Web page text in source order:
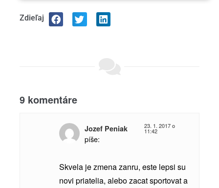
Zdieľaj
9 komentáre
Jozef Peniak
píše:
23. 1. 2017 o
11:42
Skvela je zmena zanru, este lepsi su
novi priatelia, alebo zacat sportovat a